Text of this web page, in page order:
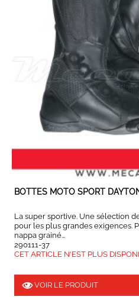
BOTTES MOTO SPORT
La super sportive. Une sélection
pour les plus grandes exigences.
nappa grainé...
290111-37
CET ARTICLE N'EST PLUS
VOIR LE PRODUIT